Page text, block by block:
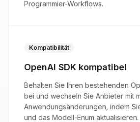
Programmier-Workflows.
Kompatibilität
OpenAI SDK kompatibel
Behalten Sie Ihren bestehenden
bei und wechseln Sie Anbieter mit
Anwendungsänderungen, indem
und das Modell-Enum aktualisieren.